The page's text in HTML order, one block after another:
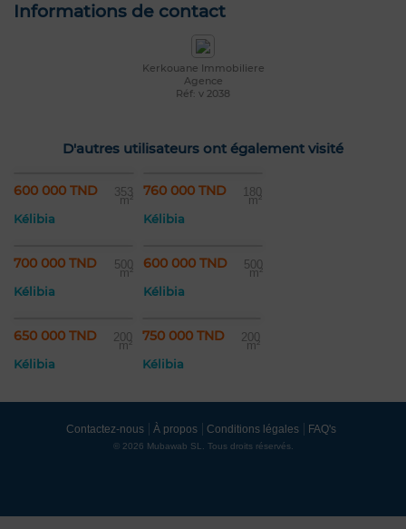
Informations de contact
Kerkouane Immobiliere
Agence
Réf: v 2038
D'autres utilisateurs ont également visité
600 000 TND 353
m²
Kélibia
760 000 TND 180
m²
Kélibia
700 000 TND 500
m²
Kélibia
600 000 TND 500
m²
Kélibia
650 000 TND 200
m²
Kélibia
750 000 TND 200
m²
Kélibia
Contactez-nous À propos Conditions légales FAQ's
© 2026 Mubawab SL. Tous droits réservés.